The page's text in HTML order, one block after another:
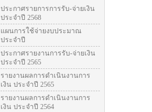
ประกาศรายการการรับ-จ่ายเงิน
ประจำปี 2568
แผนการใช้จ่ายงบประมาณ
ประจำปี
ประกาศรายงานการรับ-จ่ายเงิน
ประจำปี 2565
รายงานผลการดำเนินงานการ
เงิน ประจำปี 2565
รายงานผลการดำเนินงานการ
เงิน ประจำปี 2564